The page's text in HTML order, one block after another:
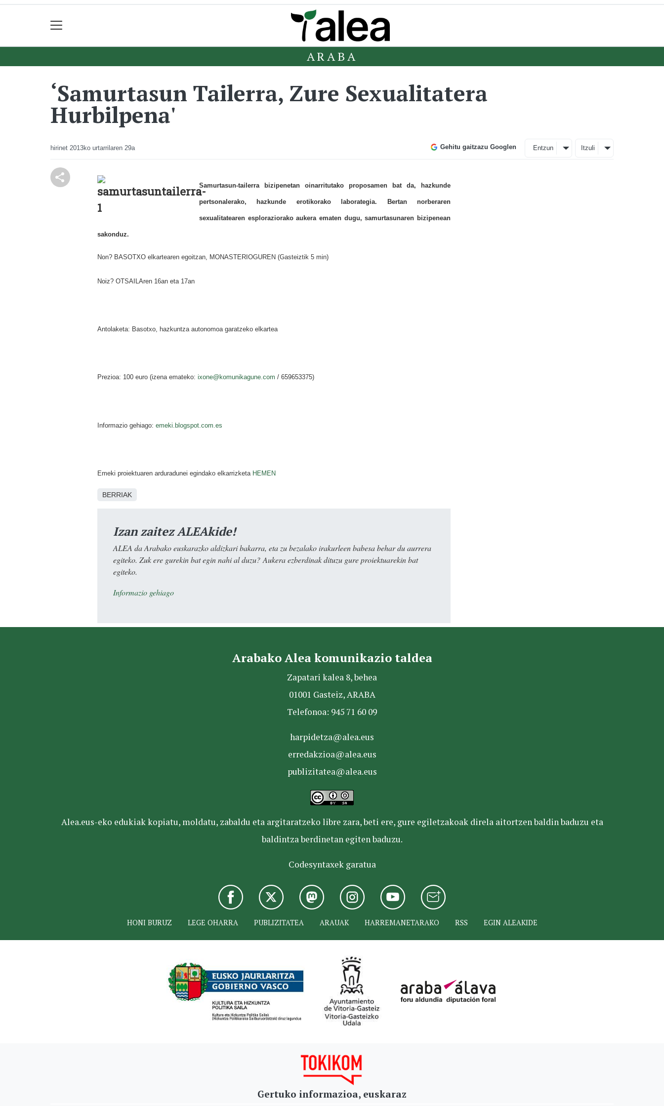
ARABA
‘Samurtasun Tailerra, Zure Sexualitatera
Hurbilpena'
hirinet 2013ko urtarrilaren 29a Gehitu gaitzazu Googlen Entzun Itzuli
Samurtasun-tailerra bizipenetan oinarritutako proposamen bat da, hazkunde
pertsonalerako, hazkunde erotikorako laborategia. Bertan norberaren
sexualitatearen esploraziorako aukera ematen dugu, samurtasunaren bizipenean
sakonduz.
Non? BASOTXO elkartearen egoitzan, MONASTERIOGUREN (Gasteiztik 5 min)
Noiz? OTSAILAren 16an eta 17an
Antolaketa: Basotxo, hazkuntza autonomoa garatzeko elkartea
Prezioa: 100 euro (izena emateko: ixone@komunikagune.com / 659653375)
Informazio gehiago: emeki.blogspot.com.es
Emeki proiektuaren arduradunei egindako elkarrizketa HEMEN
BERRIAK
Izan zaitez ALEAkide!
ALEA da Arabako euskarazko aldizkari bakarra, eta zu bezalako irakurleen babesa behar du aurrera
egiteko. Zuk ere gurekin bat egin nahi al duzu? Aukera ezberdinak dituzu gure proiektuarekin bat
egiteko.
Informazio gehiago
Arabako Alea komunikazio taldea
Zapatari kalea 8, behea
01001 Gasteiz, ARABA
Telefonoa: 945 71 60 09
harpidetza@alea.eus
erredakzioa@alea.eus
publizitatea@alea.eus
Alea.eus-eko edukiak kopiatu, moldatu, zabaldu eta argitaratzeko libre zara, beti ere, gure egiletzakoak direla aitortzen baldin baduzu eta
baldintza berdinetan egiten baduzu.
Codesyntaxek garatua
HONI BURUZ LEGE OHARRA PUBLIZITATEA ARAUAK HARREMANETARAKO RSS EGIN ALEAKIDE
Gertuko informazioa, euskaraz